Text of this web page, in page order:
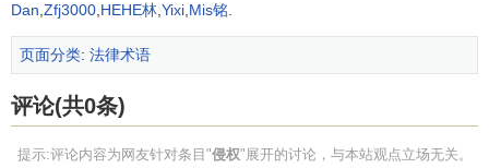
但是侵权可能会承担精神赔偿责任。
侵权民事责任的概念和特征
（1）侵权民事责任的概念
Dan Zfj3000 HEHE林 Yixi Mis铭
页面分类: 法律术语
评论(共0条)
提示:评论内容为网友针对条目"侵权"展开的讨论，与本站观点立场无关。